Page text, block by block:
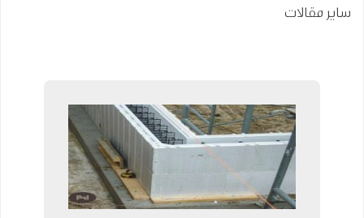
سایر مقالات